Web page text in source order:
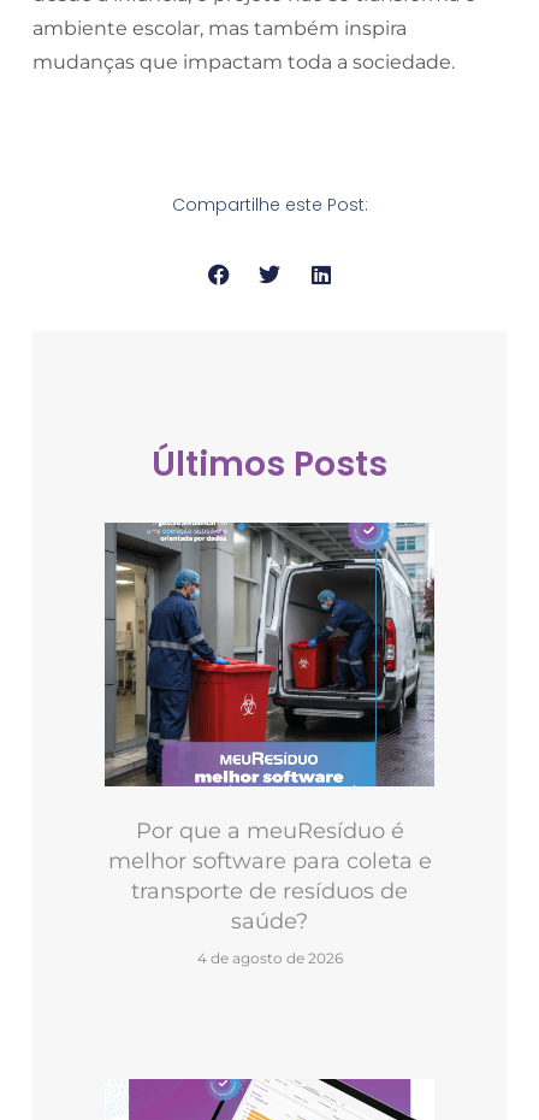
ambiente escolar, mas também inspira
mudanças que impactam toda a sociedade.
Compartilhe este Post:
Últimos Posts
Por que a meuResíduo é
melhor software para coleta e
transporte de resíduos de
saúde?
4 de agosto de 2026